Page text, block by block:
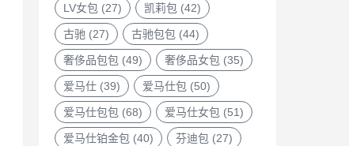
LV女包 (27) 凯莉包 (42)
古驰 (27) 古驰包包 (44)
奢侈品包包 (49) 奢侈品女包 (35)
爱马仕 (39) 爱马仕包 (50)
爱马仕包包 (68) 爱马仕女包 (51)
爱马仕铂金包 (40) 芬迪包 (27)